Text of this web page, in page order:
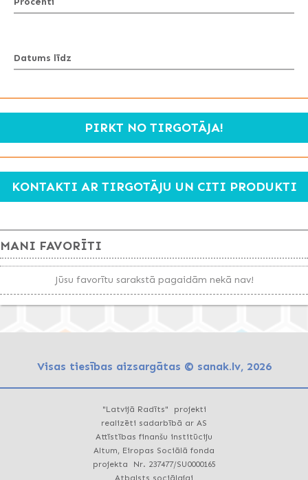
Datums līdz
PIRKT NO TIRGOTĀJA!
KONTAKTI AR TIRGOTĀJU UN CITI PRODUKTI
MANI FAVORĪTI
Jūsu favorītu sarakstā pagaidām nekā nav!
Visas tiesības aizsargātas © sanak.lv, 2026
"Latvijā Radīts" projekti
realizēti sadarbībā ar AS
Attīstības finanšu institūciju
Altum, Eiropas Sociālā fonda
projekta Nr. 237477/SU0000165
Atbalsts sociālajai